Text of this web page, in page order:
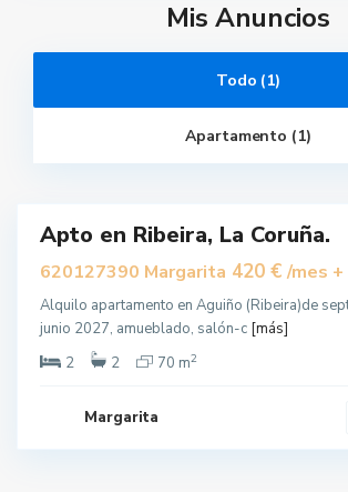
Mis Anuncios
Todo (1)
Apartamento (1)
ñ
Apto en Ribeira, La Coruña.
620127390 Margarita 420 € /mes
Alquilo apartamento en Aguiño (Ribeira)de
junio 2027, amueblado, salón-c [más]
2
2 70 m2
Margarita